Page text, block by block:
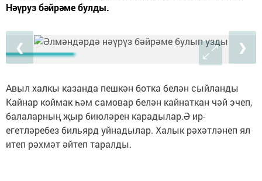
Нәүруз бәйрәме булды.
❮ ❯
Авыл халкы казанда пешкән ботка белән сыйланды
Кайнар коймак һәм самовар белән кайнаткан чәй эчеп,
балаларның җыр биюләрен карадылар.Ә ир-
егетләребез бильярд уйнадылар. Халык рәхәтләнеп ял
итеп рәхмәт әйтеп таралды.